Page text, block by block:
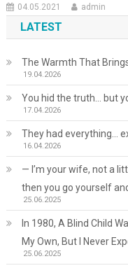
04.05.2021 admin
LATEST
The Warmth That
19.04.2026
You hid the truth… but
17.04.2026
They had everything…
16.04.2026
— I’m your wife, not a
then you go yourself
25.06.2025
In 1980, A Blind Child
My Own, But I Never
25.06.2025